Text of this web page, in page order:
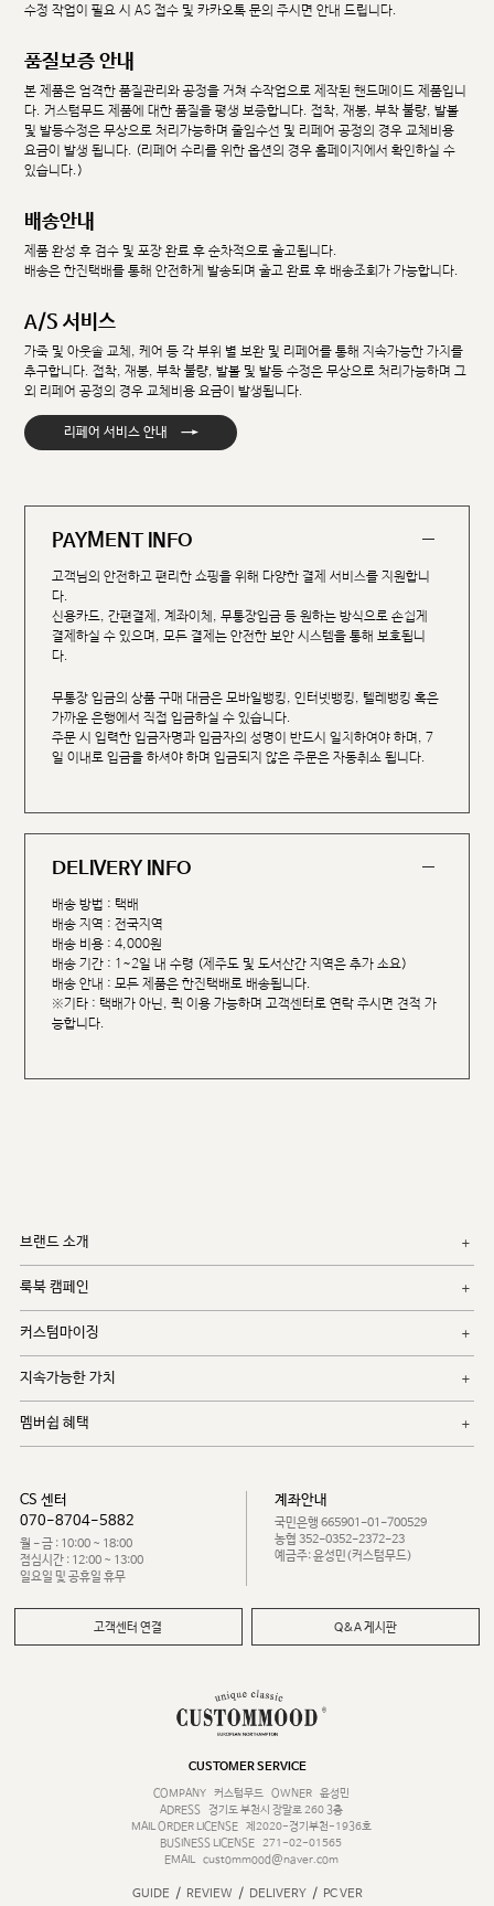
수정 작업이 필요 시 AS 접수 및 카카오톡 문의 주시면 안내 드립니다.
품질보증 안내
본 제품은 엄격한 품질관리와 공정을 거쳐 수작업으로 제작된 핸드메이드 제품입니
다. 커스텀무드 제품에 대한 품질을 평생 보증합니다. 접착, 재봉, 부착 불량, 발볼
및 발등수정은 무상으로 처리가능하며 줄임수선 및 리페어 공정의 경우 교체비용
요금이 발생 됩니다. (리페어 수리를 위한 옵션의 경우 홈페이지에서 확인하실 수
있습니다.)
배송안내
제품 완성 후 검수 및 포장 완료 후 순차적으로 출고됩니다.
배송은 한진택배를 통해 안전하게 발송되며 출고 완료 후 배송조회가 가능합니다.
A/S 서비스
가죽 및 아웃솔 교체, 케어 등 각 부위 별 보완 및 리페어를 통해 지속가능한 가치를
추구합니다. 접착, 재봉, 부착 불량, 발볼 및 발등 수정은 무상으로 처리가능하며 그
외 리페어 공정의 경우 교체비용 요금이 발생됩니다.
리페어 서비스 안내 →
PAYMENT INFO
고객님의 안전하고 편리한 쇼핑을 위해 다양한 결제 서비스를 지원합니
다.
신용카드, 간편결제, 계좌이체, 무통장입금 등 원하는 방식으로 손쉽게
결제하실 수 있으며, 모든 결제는 안전한 보안 시스템을 통해 보호됩니
다.
무통장 입금의 상품 구매 대금은 모바일뱅킹, 인터넷뱅킹, 텔레뱅킹 혹은
가까운 은행에서 직접 입금하실 수 있습니다.
주문 시 입력한 입금자명과 입금자의 성명이 반드시 일치하여야 하며, 7
일 이내로 입금을 하셔야 하며 입금되지 않은 주문은 자동취소 됩니다.
DELIVERY INFO
배송 방법 : 택배
배송 지역 : 전국지역
배송 비용 : 4,000원
배송 기간 : 1~2일 내 수령 (제주도 및 도서산간 지역은 추가 소요)
배송 안내 : 모든 제품은 한진택배로 배송됩니다.
※기타 : 택배가 아닌, 퀵 이용 가능하며 고객센터로 연락 주시면 견적 가
능합니다.
브랜드 소개
룩북 캠페인
커스텀마이징
지속가능한 가치
멤버쉽 혜택
CS 센터
070-8704-5882
월 - 금 : 10:00 ~ 18:00
점심시간 : 12:00 ~ 13:00
일요일 및 공휴일 휴무
계좌안내
국민은행 665901-01-700529
농협 352-0352-2372-23
예금주: 윤성민(커스텀무드)
고객센터 연결 Q&A 게시판
CUSTOMER SERVICE
COMPANY
커스텀무드 OWNER
윤성민
ADRESS
경기도 부천시 장말로 260 3층
MAIL ORDER LICENSE
제2020-경기부천-1936호
BUSINESS LICENSE 271-02-01565
EMAIL
custommood@naver.com
GUIDE / REVIEW / DELIVERY / PC VER